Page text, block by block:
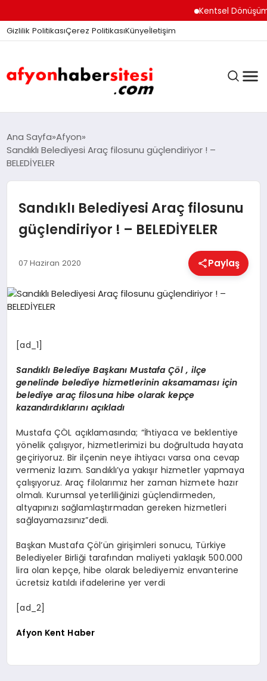
Kentsel Dönüşüm
Gizlilik PolitikasıÇerez PolitikasıKünyeİletişim
ANASAYFA
GÜNDEM
DÜNYA
EĞITIM
EKONOMI
MAGAZIN
SAĞLIK
SPOR
Ana Sayfa Afyon
Sandıklı Belediyesi Araç filosunu güçlendiriyor ! –
BELEDİYELER
Sandıklı Belediyesi Araç filosunu
güçlendiriyor ! – BELEDİYELER
07 Haziran 2020 Paylaş
[ad_1]
Sandıklı Belediye Başkanı Mustafa Çöl , ilçe
genelinde belediye hizmetlerinin aksamaması için
belediye araç filosuna hibe olarak kepçe
kazandırdıklarını açıkladı
Mustafa ÇÖL açıklamasında; “İhtiyaca ve beklentiye
yönelik çalışıyor, hizmetlerimizi bu doğrultuda hayata
geçiriyoruz. Bir ilçenin neye ihtiyacı varsa ona cevap
vermeniz lazım. Sandıklı’ya yakışır hizmetler yapmaya
çalışıyoruz. Araç filolarımız her zaman hizmete hazır
olmalı. Kurumsal yeterliliğinizi güçlendirmeden,
altyapınızı sağlamlaştırmadan gereken hizmetleri
sağlayamazsınız”dedi.
Başkan Mustafa Çöl’ün girişimleri sonucu, Türkiye
Belediyeler Birliği tarafından maliyeti yaklaşık 500.000
lira olan kepçe, hibe olarak belediyemiz envanterine
ücretsiz katıldı ifadelerine yer verdi
[ad_2]
Afyon Kent Haber